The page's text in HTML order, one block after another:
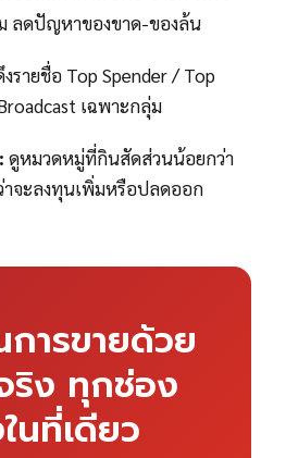
ลดปัญหาของขาด-ของล้น
งรายชื่อ Top Spender / Top
เฉพาะกลุ่ม
ดูหมวดหมู่ที่กินสัดส่วนน้อยกว่า
าจะลงทุนเพิ่มหรือปลดออก
ารขายด้วย
ริง ทุกช่อง
นที่เดียว